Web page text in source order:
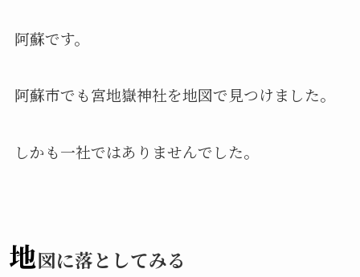
阿蘇です。
阿蘇市でも宮地嶽神社を地図で見つけました。
しかも一社ではありませんでした。
地図に落としてみる